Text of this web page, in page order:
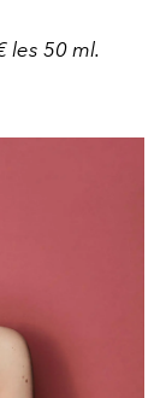
les 50 ml.